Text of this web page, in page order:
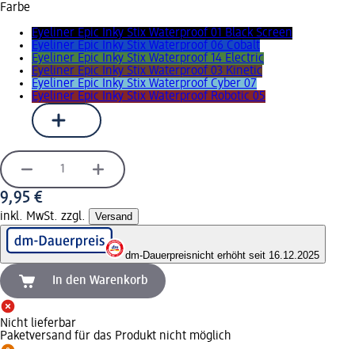
Farbe
Eyeliner Epic Inky Stix Waterproof 01 Black Screen
Eyeliner Epic Inky Stix Waterproof 06 Cobalt
Eyeliner Epic Inky Stix Waterproof 14 Electric
Eyeliner Epic Inky Stix Waterproof 03 Kinetic
Eyeliner Epic Inky Stix Waterproof Cyber 07
Eyeliner Epic Inky Stix Waterproof Robotic 05
9,95 €
inkl. MwSt. zzgl. Versand
dm-Dauerpreisnicht erhöht seit 16.12.2025
In den Warenkorb
Nicht lieferbar
Paketversand für das Produkt nicht möglich